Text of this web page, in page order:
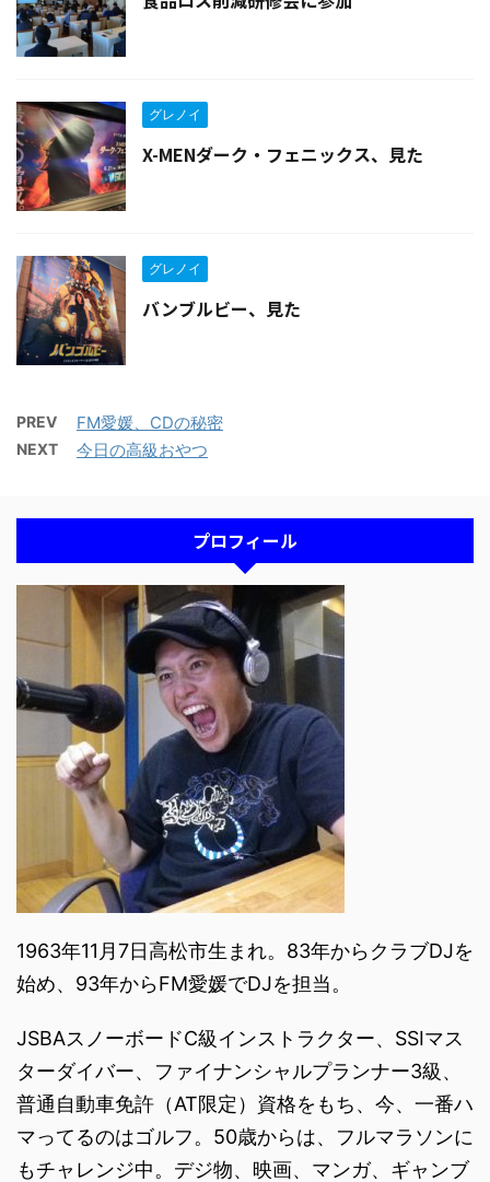
グレノイ
X-MENダーク・フェニックス、見た
グレノイ
バンブルビー、見た
PREV FM愛媛、CDの秘密
NEXT 今日の高級おやつ
プロフィール
1963年11月7日高松市生まれ。83年からクラブDJを
始め、93年からFM愛媛でDJを担当。
JSBAスノーボードC級インストラクター、SSIマス
ターダイバー、ファイナンシャルプランナー3級、
普通自動車免許（AT限定）資格をもち、今、一番ハ
マってるのはゴルフ。50歳からは、フルマラソンに
もチャレンジ中。デジ物、映画、マンガ、ギャンブ